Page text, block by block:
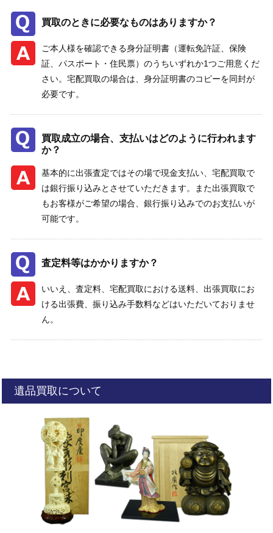
買取のときに必要なものはありますか？
ご本人様を確認できる身分証明書（運転免許証、保険
証、パスポート・住民票）のうちいずれか1つご用意くだ
さい。宅配買取の場合は、身分証明書のコピーを同封が
必要です。
買取成立の場合、支払いはどのように行われます
か？
基本的に出張査定ではその場で現金支払い、宅配買取で
は銀行振り込みとさせていただきます。また出張買取で
もお客様がご希望の場合、銀行振り込みでのお支払いが
可能です。
査定料等はかかりますか？
いいえ、査定料、宅配買取における送料、出張買取にお
ける出張費、振り込み手数料などはいただいておりませ
ん。
遺品買取について